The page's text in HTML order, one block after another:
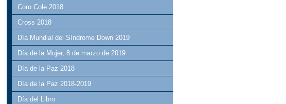
Coro Cole 2018
Cross 2018
Día Mundial del Síndrome Down 2019
Día de la Mujer, 8 de marzo de 2019
Día de la Paz 2018
Día de la Paz 2018-2019
Día del Libro